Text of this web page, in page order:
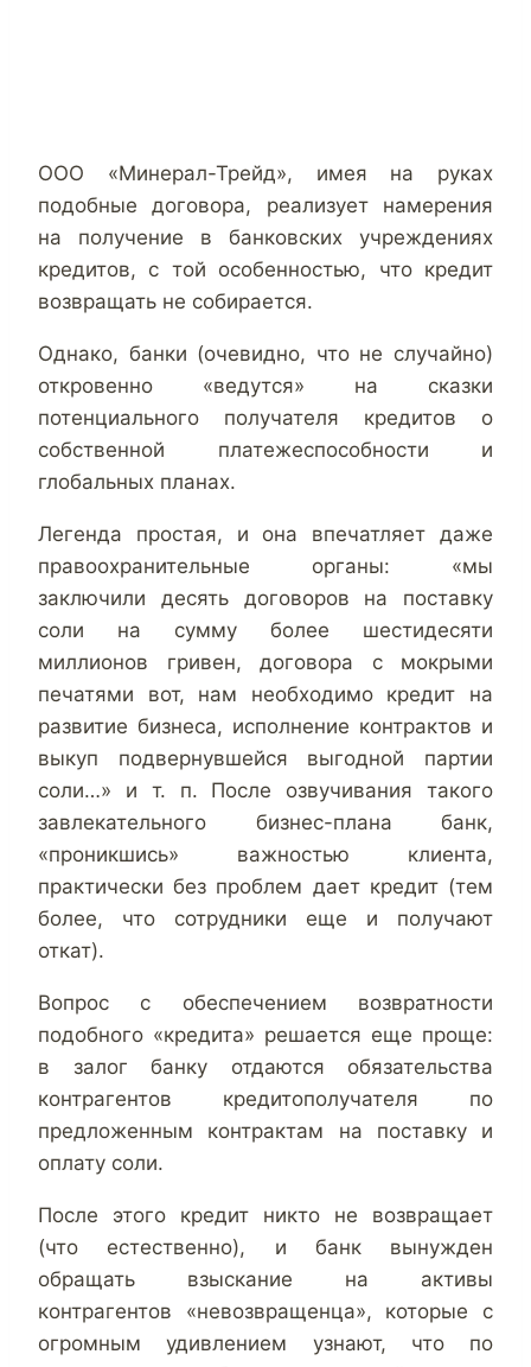
ООО «Минерал-Трейд», имея на руках
подобные договора, реализует намерения
на получение в банковских учреждениях
кредитов, с той особенностью, что кредит
возвращать не собирается.
Однако, банки (очевидно, что не случайно)
откровенно «ведутся» на сказки
потенциального получателя кредитов о
собственной платежеспособности и
глобальных планах.
Легенда простая, и она впечатляет даже
правоохранительные органы: «мы
заключили десять договоров на поставку
соли на сумму более шестидесяти
миллионов гривен, договора с мокрыми
печатями вот, нам необходимо кредит на
развитие бизнеса, исполнение контрактов и
выкуп подвернувшейся выгодной партии
соли…» и т. п. После озвучивания такого
завлекательного бизнес-плана банк,
«проникшись» важностью клиента,
практически без проблем дает кредит (тем
более, что сотрудники еще и получают
откат).
Вопрос с обеспечением возвратности
подобного «кредита» решается еще проще:
в залог банку отдаются обязательства
контрагентов кредитополучателя по
предложенным контрактам на поставку и
оплату соли.
После этого кредит никто не возвращает
(что естественно), и банк вынужден
обращать взыскание на активы
контрагентов «невозвращенца», которые с
огромным удивлением узнают, что по